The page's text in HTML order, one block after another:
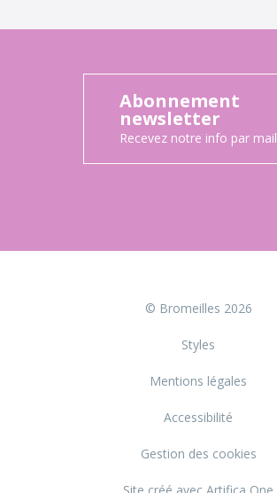
Abonnement
newsletter
Recevez notre info par mail
© Bromeilles 2026
Styles
Mentions légales
Accessibilité
Gestion des cookies
Site créé avec Artifica One